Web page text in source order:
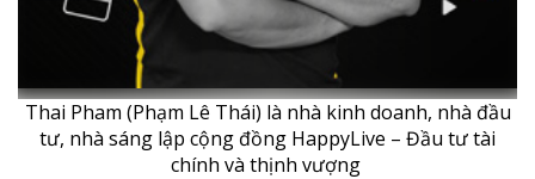
Thai Pham (Phạm Lê Thái) là nhà kinh doanh, nhà đầu
tư, nhà sáng lập cộng đồng HappyLive – Đầu tư tài
chính và thịnh vượng